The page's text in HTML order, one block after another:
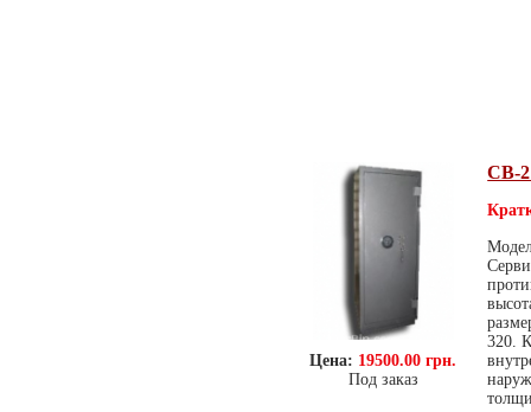
Цена: 19500.00 грн.
Под заказ
СВ-
320.